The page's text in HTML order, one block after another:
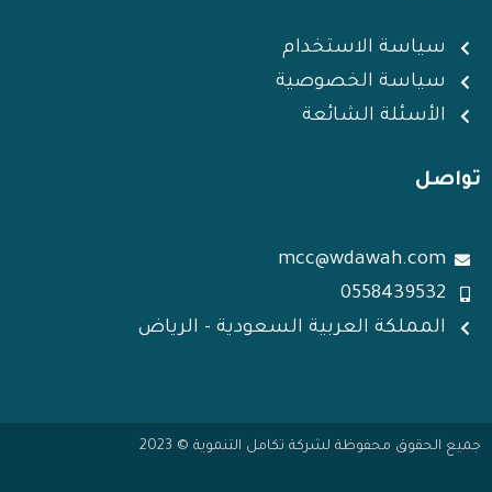
سياسة الاستخدام
سياسة الخصوصية
الأسئلة الشائعة
تواصل
mcc@wdawah.com
0558439532
المملكة العربية السعودية - الرياض
جميع الحقوق محفوظة لشركة تكامل التنموية © 2023